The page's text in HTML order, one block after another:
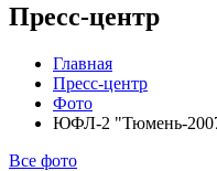
Пресс-центр
Главная
Пресс-центр
Фото
ЮФЛ-2 "Тюмень-
Все фото